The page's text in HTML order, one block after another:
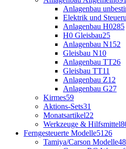
Anlagenbau
Elektrik und
Anlagenbau H0285
H0 Gleisbau25
Anlagenbau N152
Gleisbau N10
Anlagenbau TT26
Gleisbau TT11
Anlagenbau Z12
Anlagenbau G27
Kirmes59
Aktions-Sets31
Monatsartikel22
Werkzeuge & Hilfsmittel
Ferngesteuerte Modelle5126
Tamiya/Carson Modelle